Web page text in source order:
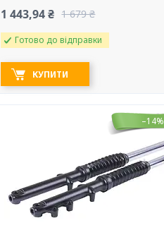
1 443,94 ₴ 1 679 ₴
Готово до відправки
КУПИТИ
–14%